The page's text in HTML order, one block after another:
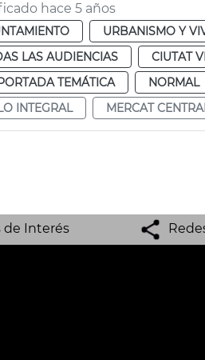
hace 5 años
URBANISMO Y
LAS AUDIENCIAS
CIUTAT
TEMÁTICA
NORMAL
INTEGRAL
MERCAT
de Interés